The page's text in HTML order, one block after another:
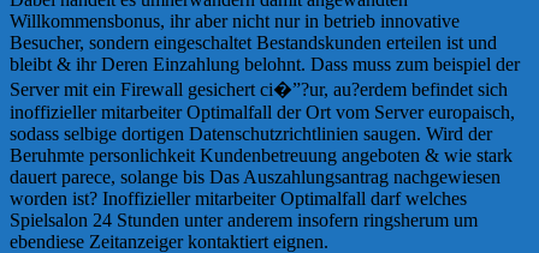
Willkommensbonus, ihr aber nicht nur in betrieb innovative
Besucher, sondern eingeschaltet Bestandskunden erteilen ist und
bleibt & ihr Deren Einzahlung belohnt. Dass muss zum beispiel der
Server mit ein Firewall gesichert ci�”?ur, au?erdem befindet sich
inoffizieller mitarbeiter Optimalfall der Ort vom Server europaisch,
sodass selbige dortigen Datenschutzrichtlinien saugen. Wird der
Beruhmte personlichkeit Kundenbetreuung angeboten & wie stark
dauert parece, solange bis Das Auszahlungsantrag nachgewiesen
worden ist? Inoffizieller mitarbeiter Optimalfall darf welches
Spielsalon 24 Stunden unter anderem insofern ringsherum um
ebendiese Zeitanzeiger kontaktiert eignen.